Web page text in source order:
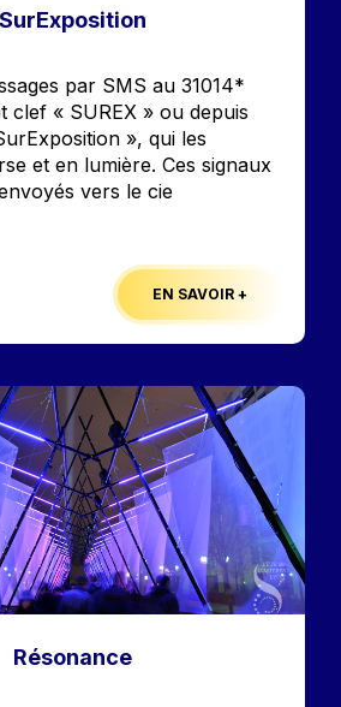
SurExposition
par SMS au 31014*
clef « SUREX » ou depuis
», qui les
et en lumière. Ces signaux
vers le cie
EN SAVOIR +
Résonance